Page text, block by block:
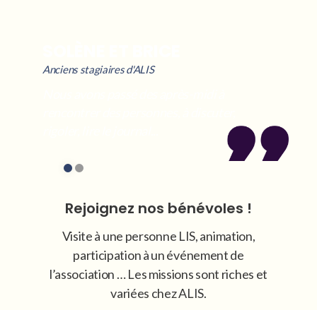
Anciens stagiaires d'ALIS
Rejoignez nos bénévoles !
Visite à une personne LIS, animation,
participation à un événement de
l’association … Les missions sont riches et
variées chez ALIS.